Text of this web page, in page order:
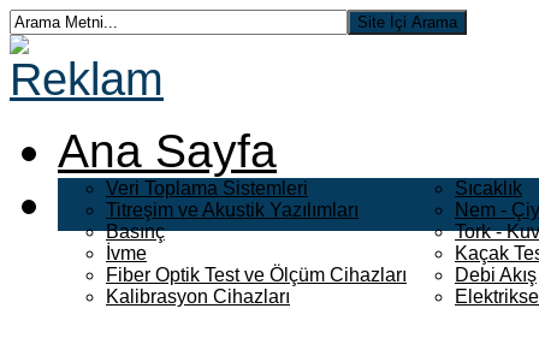
Ana Sayfa
Veri Toplama Sistemleri
Titreşim ve Akustik Yazılımları
Basınç
İvme
Fiber Optik Test ve Ölçüm Cihazları
Kalibrasyon Cihazları
Sıcaklık
Nem -
Tork -
Kaçak
Debi Akış